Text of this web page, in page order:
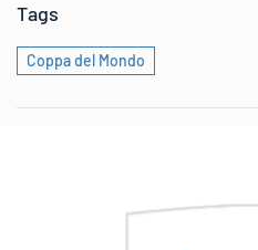
Tags
Coppa del Mondo